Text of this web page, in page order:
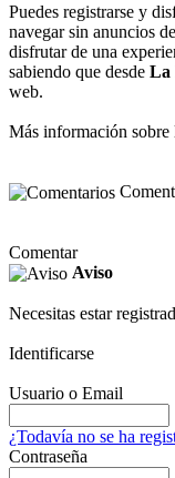
Puedes registrarse y
navegar sin anuncios
disfrutar de una
sabiendo que desde La
web.
Más información sobre
Comentar
Aviso
Necesitas estar
Identificarse
Usuario o Email
¿Todavía no se ha
Contraseña